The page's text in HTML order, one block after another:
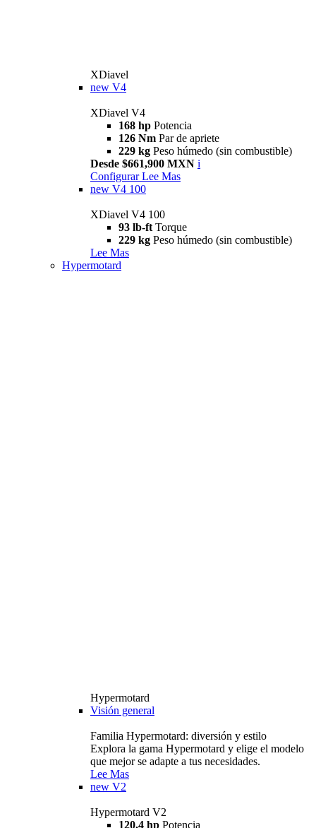
XDiavel
new V4
XDiavel V4
168 hp Potencia
126 Nm Par de apriete
229 kg Peso húmedo (sin combustible)
Desde $661,900 MXN i
Configurar Lee Mas
new V4 100
XDiavel V4 100
93 lb-ft Torque
229 kg Peso húmedo (sin combustible)
Lee Mas
Hypermotard
Hypermotard
Visión general
Familia Hypermotard: diversión y estilo
Explora la gama Hypermotard y elige el modelo
que mejor se adapte a tus necesidades.
Lee Mas
new V2
Hypermotard V2
120,4 hp Potencia